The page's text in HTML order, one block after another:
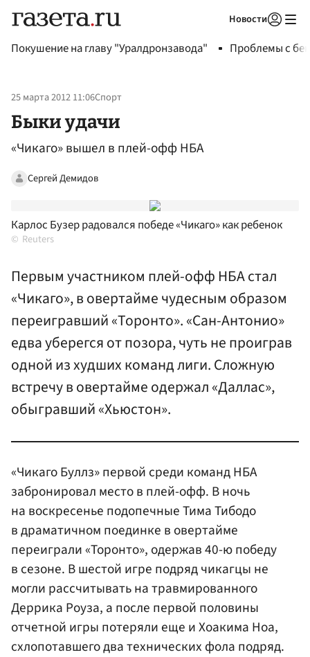
Новости
Покушение на главу "Уралдронзавода" Проблемы с
25 марта 2012 11:06Спорт
Быки удачи
«Чикаго» вышел в плей-офф НБА
Сергей Демидов
Карлос Бузер радовался победе «Чикаго» как ребенок
Reuters
Первым участником плей-офф НБА стал
«Чикаго», в овертайме чудесным образом
переигравший «Торонто». «Сан-Антонио»
едва уберегся от позора, чуть не проиграв
одной из худших команд лиги. Сложную
встречу в овертайме одержал «Даллас»,
обыгравший «Хьюстон».
«Чикаго Буллз» первой среди команд НБА
забронировал место в плей-офф. В ночь
на воскресенье подопечные Тима Тибодо
в драматичном поединке в овертайме
переиграли «Торонто», одержав 40-ю победу
в сезоне. В шестой игре подряд чикагцы не
могли рассчитывать на травмированного
Деррика Роуза, а после первой половины
отчетной игры потеряли еще и Хоакима Ноа,
схлопотавшего два технических фола подряд.